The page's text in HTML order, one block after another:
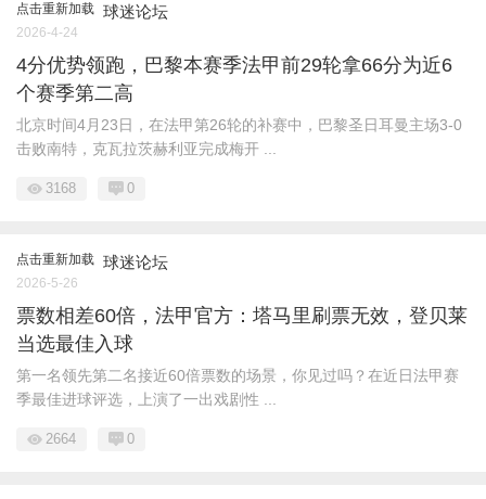
点击重新加载 球迷论坛
2026-4-24
4分优势领跑，巴黎本赛季法甲前29轮拿66分为近6
个赛季第二高
北京时间4月23日，在法甲第26轮的补赛中，巴黎圣日耳曼主场3-0
击败南特，克瓦拉茨赫利亚完成梅开 ...
3168 0
点击重新加载 球迷论坛
2026-5-26
票数相差60倍，法甲官方：塔马里刷票无效，登贝莱
当选最佳入球
第一名领先第二名接近60倍票数的场景，你见过吗？在近日法甲赛
季最佳进球评选，上演了一出戏剧性 ...
2664 0